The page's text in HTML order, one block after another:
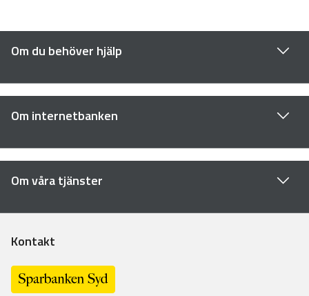
Om du behöver hjälp
Om internetbanken
Om våra tjänster
Kontakt